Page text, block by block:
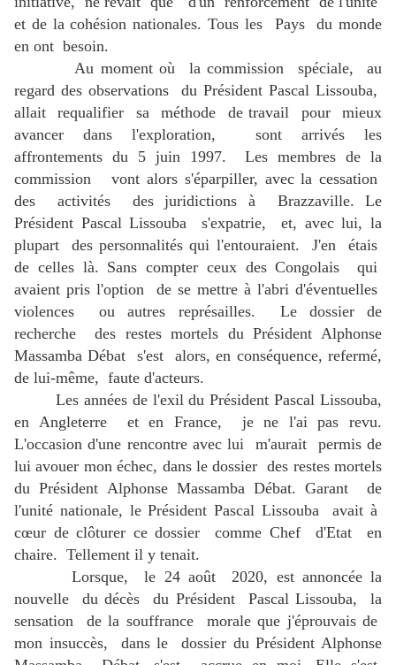
et de la cohésion nationales. Tous les Pays du monde
en ont besoin.
Au moment où la commission spéciale, au
regard des observations du Président Pascal Lissouba,
allait requalifier sa méthode de travail pour mieux
avancer dans l'exploration, sont arrivés les
affrontements du 5 juin 1997. Les membres de la
commission vont alors s'éparpiller, avec la cessation
des activités des juridictions à Brazzaville. Le
Président Pascal Lissouba s'expatrie, et, avec lui, la
plupart des personnalités qui l'entouraient. J'en étais
de celles là. Sans compter ceux des Congolais qui
avaient pris l'option de se mettre à l'abri d'éventuelles
violences ou autres représailles. Le dossier de
recherche des restes mortels du Président Alphonse
Massamba Débat s'est alors, en conséquence, refermé,
de lui-même, faute d'acteurs.
Les années de l'exil du Président Pascal Lissouba,
en Angleterre et en France, je ne l'ai pas revu.
L'occasion d'une rencontre avec lui m'aurait permis de
lui avouer mon échec, dans le dossier des restes mortels
du Président Alphonse Massamba Débat. Garant de
l'unité nationale, le Président Pascal Lissouba avait à
cœur de clôturer ce dossier comme Chef d'Etat en
chaire. Tellement il y tenait.
Lorsque, le 24 août 2020, est annoncée la
nouvelle du décès du Président Pascal Lissouba, la
sensation de la souffrance morale que j'éprouvais de
mon insuccès, dans le dossier du Président Alphonse